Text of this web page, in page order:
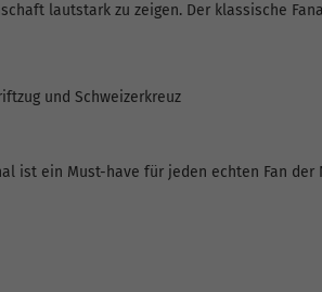
lautstark zu zeigen. Der klassische
und Schweizerkreuz
ist ein Must-have für jeden echten Fan der